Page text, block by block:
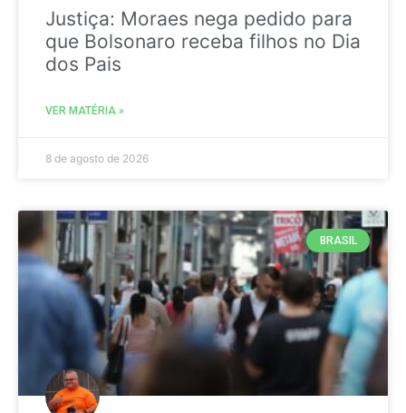
Justiça: Moraes nega pedido para
que Bolsonaro receba filhos no Dia
dos Pais
VER MATÉRIA »
8 de agosto de 2026
BRASIL